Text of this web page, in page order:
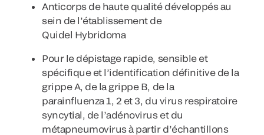
Anticorps de haute qualité développés au
sein de l’établissement de
Quidel Hybridoma
Pour le dépistage rapide, sensible et
spécifique et l’identification définitive de la
grippe A, de la grippe B, de la
parainfluenza 1, 2 et 3, du virus respiratoire
syncytial, de l’adénovirus et du
métapneumovirus à partir d’échantillons